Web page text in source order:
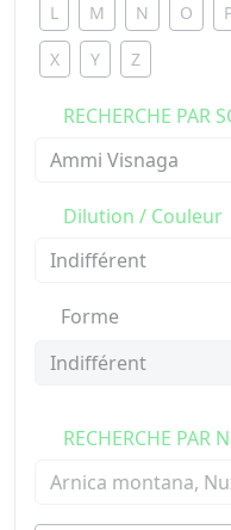
L M N O
X Y Z
RECHERCHE PAR
Dilution / Couleur
Forme
RECHERCHE PAR